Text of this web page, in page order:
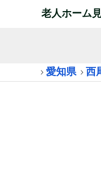
老人ホーム
愛知県
西